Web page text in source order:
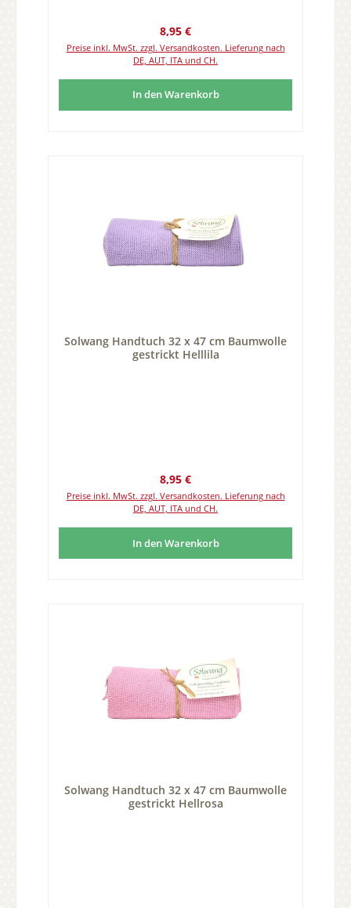
Regulärer Preis:
8,95 €
Preise inkl. MwSt. zzgl. Versandkosten. Lieferung nach
DE, AUT, ITA und CH.
In den Warenkorb
Solwang Handtuch 32 x 47 cm Baumwolle
gestrickt Helllila
Regulärer Preis:
8,95 €
Preise inkl. MwSt. zzgl. Versandkosten. Lieferung nach
DE, AUT, ITA und CH.
In den Warenkorb
Solwang Handtuch 32 x 47 cm Baumwolle
gestrickt Hellrosa